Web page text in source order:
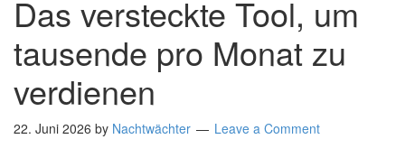
Das versteckte Tool, um
tausende pro Monat zu
verdienen
22. Juni 2026 by Nachtwächter Leave a Comment